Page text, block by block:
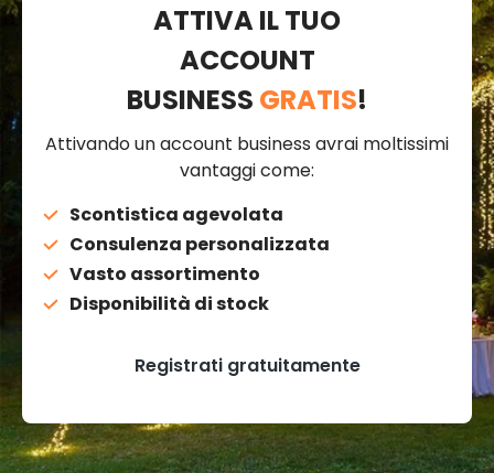
ATTIVA IL TUO
ACCOUNT
BUSINESS GRATIS!
Attivando un account business avrai moltissimi
vantaggi come:
Scontistica agevolata
Consulenza personalizzata
Vasto assortimento
Disponibilità di stock
Registrati gratuitamente